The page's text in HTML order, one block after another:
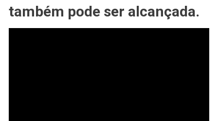
também pode ser alcançada.